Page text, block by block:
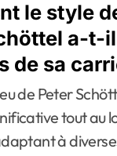
le style
a-t-
de sa
de Peter
tout au
à